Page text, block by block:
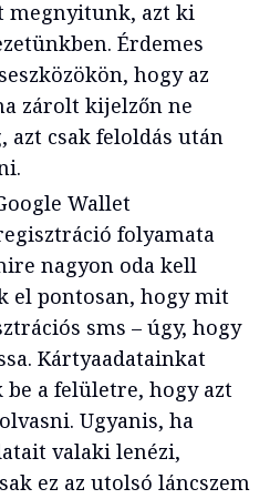
megnyitunk, azt ki
Érdemes
hogy az
zárolt kijelzőn ne
azt csak feloldás után
Wallet
folyamata
nagyon oda kell
el pontosan, hogy mit
sms – úgy, hogy
Kártyaadatainkat
a felületre, hogy azt
Ugyanis, ha
valaki lenézi,
ez az utolsó láncszem